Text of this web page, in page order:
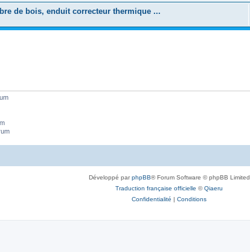
de bois, enduit correcteur thermique ...
Développé parphpBB® Forum Software © phpBB Limited
Traduction française officielle ©Qiaeru
Confidentialité | Conditions